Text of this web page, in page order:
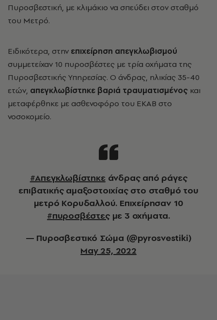
Πυροσβεστική, με κλιμάκιο να σπεύδει στον σταθμό
του Μετρό.
Ειδικότερα, στην επιχείρηση απεγκλωβισμού
συμμετείχαν 10 πυροσβέστες με τρία οχήματα της
Πυροσβεστικής Υπηρεσίας. Ο άνδρας, ηλικίας 35-40
ετών, απεγκλωβίστηκε βαριά τραυματισμένος και
μεταφέρθηκε με ασθενοφόρο του ΕΚΑΒ στο
νοσοκομείο.
#Απεγκλωβίστηκεάνδρας από ράγες
επιβατικής αμαξοστοιχίας στο σταθμό του
μετρό Κορυδαλλού. Επιχείρησαν 10
#πυροσβέστεςμε 3 οχήματα.
— Πυροσβεστικό Σώμα (@pyrosvestiki)
May 25, 2022